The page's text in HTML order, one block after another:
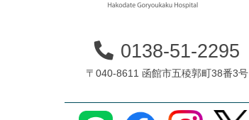
0138-51-2295
〒040-8611 函館市五稜郭町38番3号